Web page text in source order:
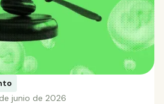
junio de 2026